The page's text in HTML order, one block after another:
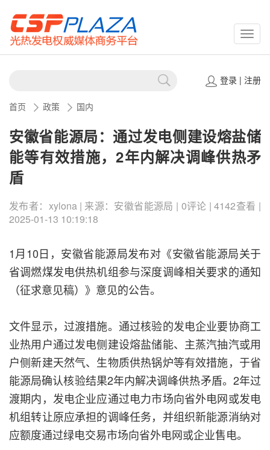
登录| 注册
首页 政策 国内
安徽省能源局：通过发电侧建设熔盐储
能等有效措施，2年内解决调峰供热矛
盾
发布者：xylona | 来源：安徽省能源局 | 0评论 | 4142查看 |
2025-01-13 10:19:18
1月10日，安徽省能源局发布对《安徽省能源局关于
省调燃煤发电供热机组参与深度调峰相关要求的通知
（征求意见稿）》意见的公告。
文件显示，过渡措施。通过核验的发电企业要协商工
业热用户通过发电侧建设熔盐储能、主蒸汽抽汽或用
户侧新建天然气、生物质供热锅炉等有效措施，于省
能源局确认核验结果2年内解决调峰供热矛盾。2年过
渡期内，发电企业应通过电力市场向省外电网或发电
机组转让原应承担的调峰任务，并组织新能源消纳对
应额度通过绿电交易市场向省外电网或企业售电。